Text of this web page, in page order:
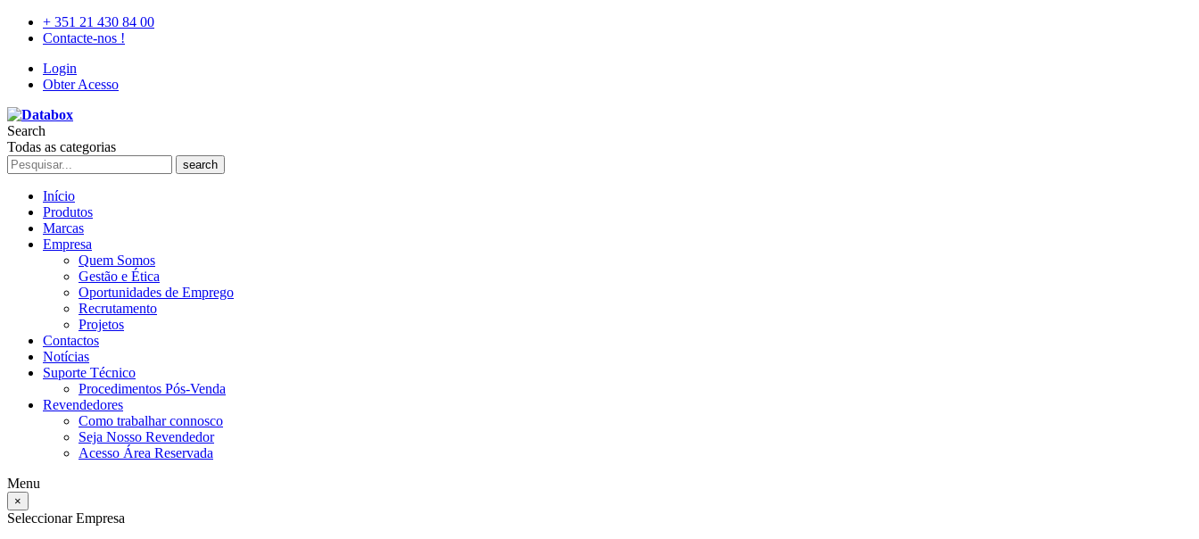
+ 351 21 430 84 00
Contacte-nos !
Login
Obter Acesso
Search
Todas as categorias
search
Início
Produtos
Marcas
Empresa
Quem Somos
Gestão e Ética
Oportunidades de Emprego
Recrutamento
Projetos
Contactos
Notícias
Suporte Técnico
Procedimentos Pós-Venda
Revendedores
Como trabalhar connosco
Seja Nosso Revendedor
Acesso Área Reservada
Menu
×
Seleccionar Empresa